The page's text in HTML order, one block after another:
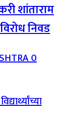
शांताराम
निवड
0